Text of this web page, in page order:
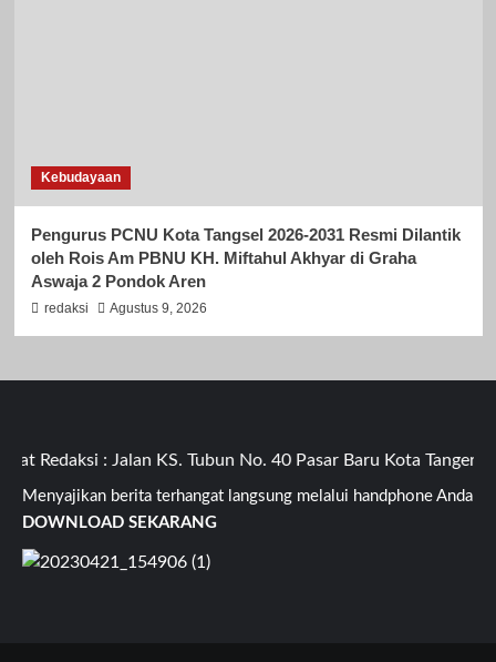
Kebudayaan
Pengurus PCNU Kota Tangsel 2026-2031 Resmi Dilantik
oleh Rois Am PBNU KH. Miftahul Akhyar di Graha
Aswaja 2 Pondok Aren
redaksi Agustus 9, 2026
Redaksi : Jalan KS. Tubun No. 40 Pasar Baru Kota
Menyajikan berita terhangat langsung melalui handphone Anda
DOWNLOAD SEKARANG